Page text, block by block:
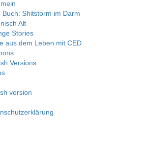
Buch: Shitstorm im Darm
Alt
Stories
aus dem Leben mit CED
Versions
version